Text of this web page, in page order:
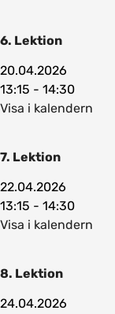
6. Lektion
20.04.2026
13:15 - 14:30
Visa i kalendern
7. Lektion
22.04.2026
13:15 - 14:30
Visa i kalendern
8. Lektion
24.04.2026